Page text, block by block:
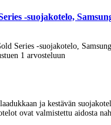
-suojakotelo,
Series -suojakotelo,
1 arvosteluun
ja kestävän
ovat valmistettu aidosta